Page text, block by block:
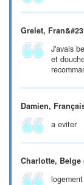
Grelet,
J'avais
et
Damien,
a eviter
Charlotte, Belge